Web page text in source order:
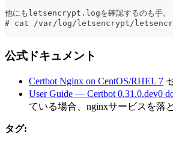
他にもletsencrypt.logを確認するのも手。
# cat /var/log/letsencrypt/
公式ドキュメント
Certbot Nginx on CentOS/RHEL 7
User Guide — Certbot 0.31.0.dev0
ている場合、nginxサービスを落
タグ: